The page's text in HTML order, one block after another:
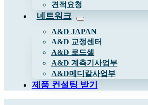
견적요청
네트워크
A&D JAPAN
A&D 교정센터
A&D 로드셀
A&D 계측기사업부
A&D메디칼사업부
제품 컨설팅 받기